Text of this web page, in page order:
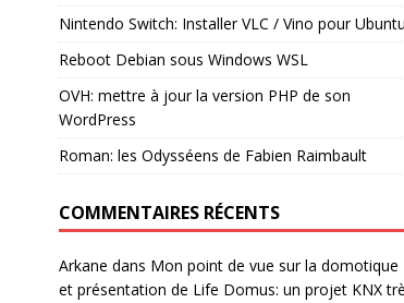
Nintendo Switch: Installer VLC / Vino pour Ubuntu
Reboot Debian sous Windows WSL
OVH: mettre à jour la version PHP de son
WordPress
Roman: les Odysséens de Fabien Raimbault
COMMENTAIRES RÉCENTS
Arkane dans Mon point de vue sur la domotique
et présentation de Life Domus: un projet KNX